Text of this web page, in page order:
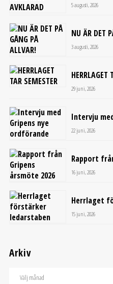
5 augusti, 2026
NU ÄR DET
3 augusti, 2026
HERRLAGET
29 juni, 2026
Intervju
22 juni, 2026
Rapport
16 juni, 2026
Herrlaget
15 juni, 2026
Arkiv